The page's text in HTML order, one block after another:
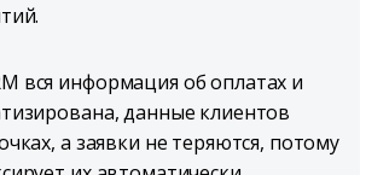
вся информация об оплатах и
данные клиентов
а заявки не теряются, потому